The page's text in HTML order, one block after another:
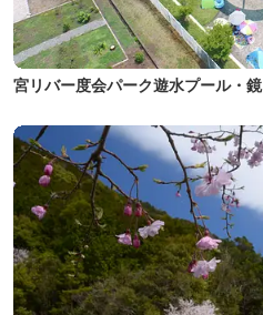
宮リバー度会パーク遊水プール・鏡